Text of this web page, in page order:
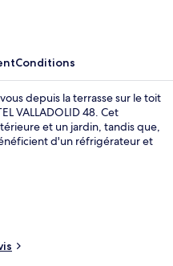
Conditions
depuis la terrasse sur le toit
VALLADOLID 48. Cet
et un jardin, tandis que,
d'un réfrigérateur et